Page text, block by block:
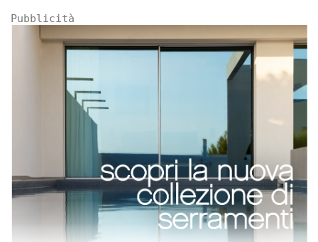
Pubblicità